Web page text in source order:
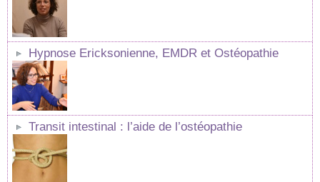
Hypnose Ericksonienne, EMDR et Ostéopathie
Transit intestinal : l’aide de l’ostéopathie